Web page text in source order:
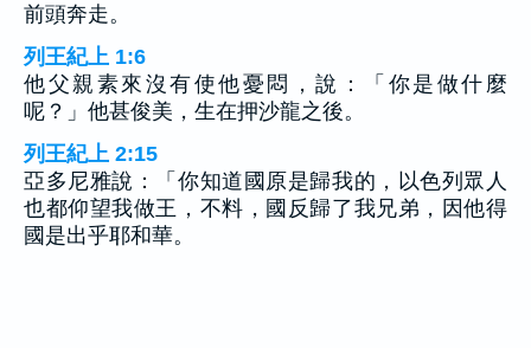
前頭奔走。
列王紀上 1:6
他父親素來沒有使他憂悶，說：「你是做什麼
呢？」他甚俊美，生在押沙龍之後。
列王紀上 2:15
亞多尼雅說：「你知道國原是歸我的，以色列眾人
也都仰望我做王，不料，國反歸了我兄弟，因他得
國是出乎耶和華。